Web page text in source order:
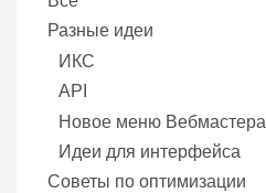
Разные идеи
ИКС
API
Новое меню Вебмастера
Идеи для интерфейса
Советы по оптимизации